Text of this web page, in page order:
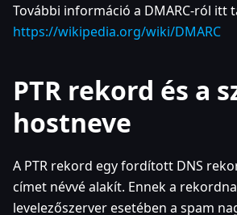
További információ a DMARC-ról itt
https://wikipedia.org/wiki/DMARC
PTR rekord és a
hostneve
A PTR rekord egy fordított DNS
címet névvé alakít. Ennek a
levelezőszerver esetében a spam